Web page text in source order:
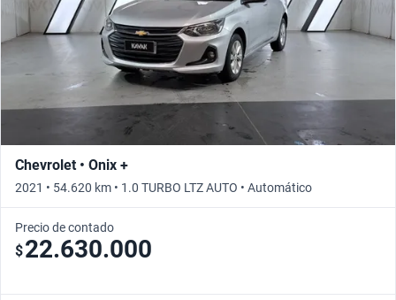
Chevrolet • Onix +
2021 • 54.620 km • 1.0 TURBO LTZ AUTO • Automático
Precio de contado
$22.630.000